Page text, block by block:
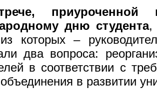
дню студента,
которых –
два вопроса:
в соответствии с
в развитии